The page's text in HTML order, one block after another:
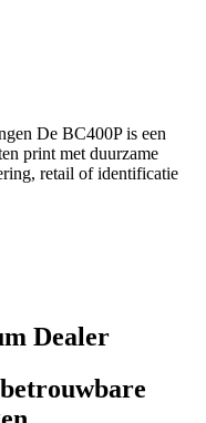
De BC400P is een
print met duurzame
retail of identificatie
Dealer